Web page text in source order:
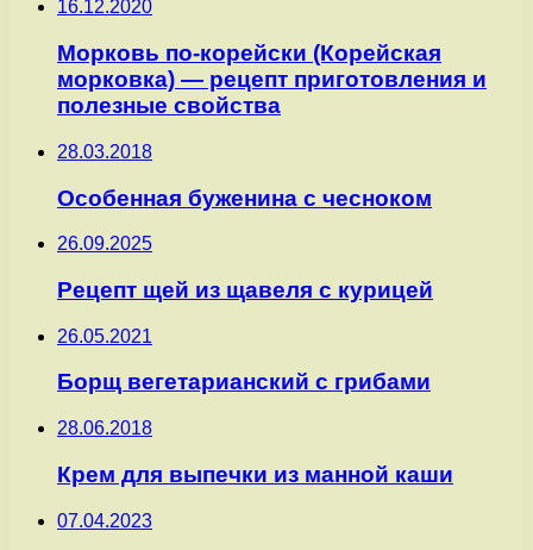
16.12.2020
Морковь по-корейски (Корейская
морковка) — рецепт приготовления и
полезные свойства
28.03.2018
Особенная буженина с чесноком
26.09.2025
Рецепт щей из щавеля с курицей
26.05.2021
Борщ вегетарианский с грибами
28.06.2018
Крем для выпечки из манной каши
07.04.2023